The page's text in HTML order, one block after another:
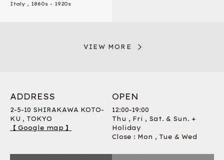
Italy , 1860s - 1920s
VIEW MORE
ADDRESS
2-5-10 SHIRAKAWA KOTO-
KU , TOKYO
【 Google map 】
OPEN
12:00-19:00
Thu , Fri , Sat. & Sun. +
Holiday
Close : Mon , Tue & Wed